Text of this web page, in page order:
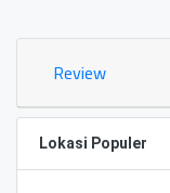
Review
Lokasi Populer